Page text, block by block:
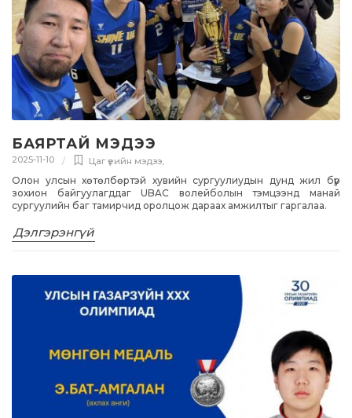
БАЯРТАЙ МЭДЭЭ
2025-11-10 Цаг үеийн мэдээ,
Олон улсын хөтөлбөртэй хувийн сургуулиудын дунд жил бүр
зохион байгуулагддаг UBAC волейболын тэмцээнд манай
сургуулийн баг тамирчид оролцож дараах амжилтыг гаргалаа.
Дэлгэрэнгүй